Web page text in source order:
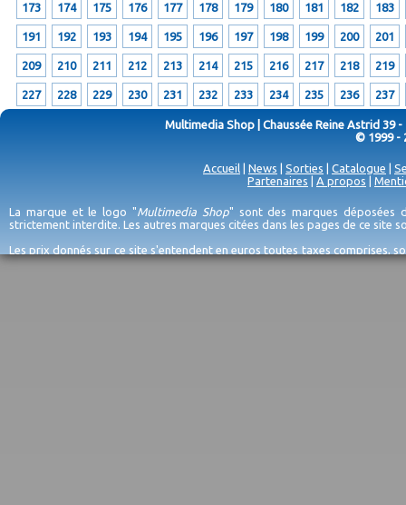
173 174 175 176 177 178 179 180 181 182 183
191 192 193 194 195 196 197 198 199 200 201
209 210 211 212 213 214 215 216 217 218 219
227 228 229 230 231 232 233 234 235 236 237
Multimedia Shop | Chaussée Reine Astrid 39 -
© 1999 -
Accueil News Sorties Catalogue
Partenaires
A propos
La marque et le logo "Multimedia Shop" sont des marques déposées
strictement interdite. Les autres marques citées dans les pages de ce site
Les prix donnés sur ce site s'entendent en euros toutes taxes comprises,
erreurs d'encodage, et sauf épuisement du stock et/ou impossibilité de